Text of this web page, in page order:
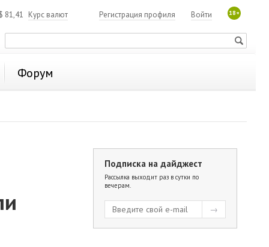
81,41 Курс валют 18+
Войти
Регистрация профиля
Форум
Подписка на дайджест
Рассылка выходит раз в сутки по
вечерам.